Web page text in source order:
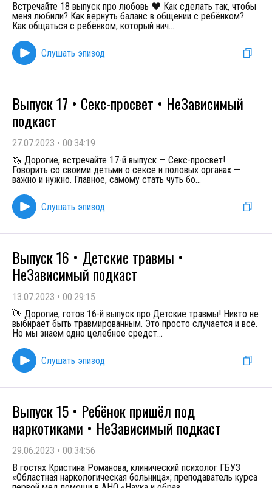
Встречайте 18 выпуск про любовь ❤ Как сделать так, чтобы
меня любили? Как вернуть баланс в общении с ребёнком?
Как общаться с ребёнком, который нич...
Слушать эпизод
Выпуск 17 • Секс-просвет • НеЗависимый
подкаст
27.07.2023 • 00:34:19
🦄 Дорогие, встречайте 17-й выпуск — Секс-просвет!
Говорить со своими детьми о сексе и половых органах —
важно и нужно. Главное, самому стать чуть бо...
Слушать эпизод
Выпуск 16 • Детские травмы •
НеЗависимый подкаст
13.07.2023 • 00:29:15
👋 Дорогие, готов 16-й выпуск про Детские травмы! Никто не
выбирает быть травмированным. Это просто случается и всё.
Но мы знаем одно целебное средст...
Слушать эпизод
Выпуск 15 • Ребёнок пришёл под
наркотиками • НеЗависимый подкаст
29.06.2023 • 00:34:56
В гостях Кристина Романова, клинический психолог ГБУЗ
«Областная наркологическая больница»; преподаватель курса